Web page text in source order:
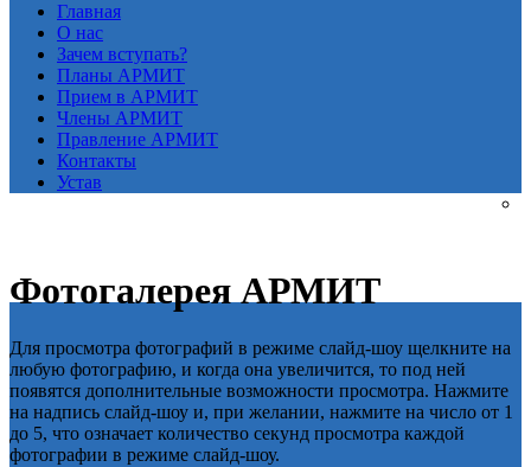
Главная
О нас
Зачем вступать?
Планы АРМИТ
Прием в АРМИТ
Члены АРМИТ
Правление АРМИТ
Контакты
Устав
Фотогалерея АРМИТ
Для просмотра фотографий в режиме слайд-шоу щелкните на
любую фотографию, и когда она увеличится, то под ней
появятся дополнительные возможности просмотра. Нажмите
на надпись слайд-шоу и, при желании, нажмите на число от 1
до 5, что означает количество секунд просмотра каждой
фотографии в режиме слайд-шоу.